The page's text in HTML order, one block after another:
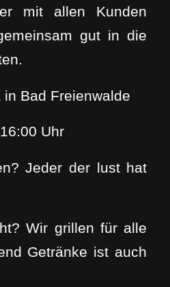
mit allen Kunden
gut in die
Bad Freienwalde
Uhr
Jeder der lust hat
Wir grillen für alle
Getränke ist auch